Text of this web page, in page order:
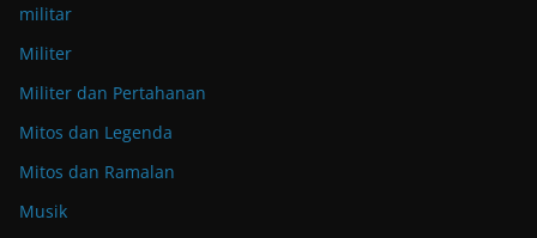
militar
Militer
Militer dan Pertahanan
Mitos dan Legenda
Mitos dan Ramalan
Musik